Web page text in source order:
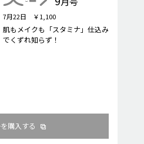
7月22日 ￥1,100
肌もメイクも「スタミナ」仕込み
でくずれ知らず！
購入する